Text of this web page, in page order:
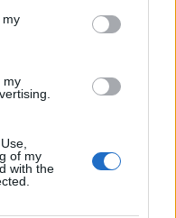
my
my
of my
with the